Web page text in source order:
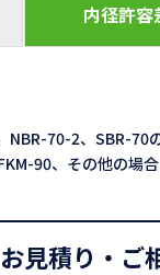
内径許容
70-2、SBR-70
90、その他の場合
見積り・ご